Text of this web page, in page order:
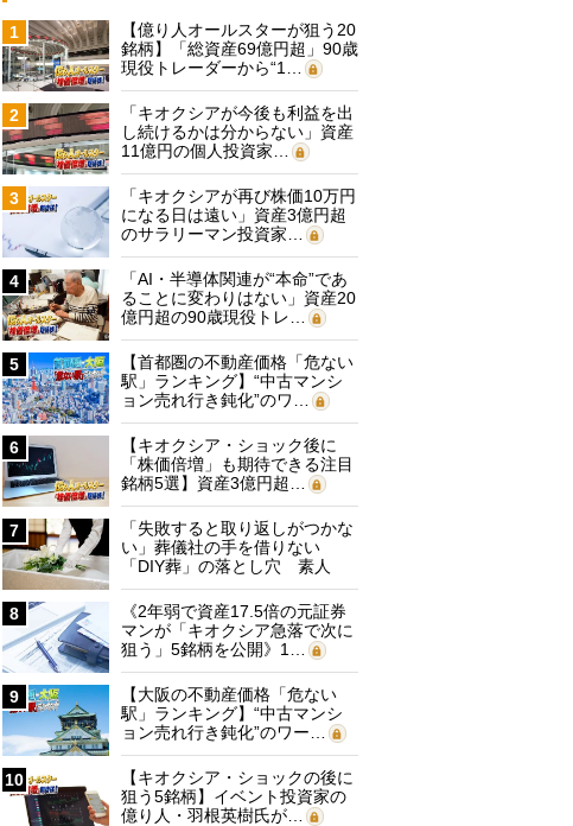
1
【億り人オールスターが狙う20
銘柄】「総資産69億円超」90歳
現役トレーダーから“1…
2
「キオクシアが今後も利益を出
し続けるかは分からない」資産
11億円の個人投資家…
3
「キオクシアが再び株価10万円
になる日は遠い」資産3億円超
のサラリーマン投資家…
4
「AI・半導体関連が“本命”であ
ることに変わりはない」資産20
億円超の90歳現役トレ…
5
【首都圏の不動産価格「危ない
駅」ランキング】“中古マンシ
ョン売れ行き鈍化”のワ…
6
【キオクシア・ショック後に
「株価倍増」も期待できる注目
銘柄5選】資産3億円超…
7
「失敗すると取り返しがつかな
い」葬儀社の手を借りない
「DIY葬」の落とし穴 素人
に…
8
《2年弱で資産17.5倍の元証券
マンが「キオクシア急落で次に
狙う」5銘柄を公開》1…
9
【大阪の不動産価格「危ない
駅」ランキング】“中古マンシ
ョン売れ行き鈍化”のワー…
10
【キオクシア・ショックの後に
狙う5銘柄】イベント投資家の
億り人・羽根英樹氏が…